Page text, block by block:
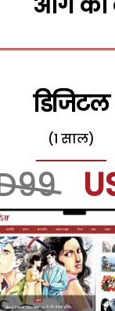
डिजिटल
(1 साल)